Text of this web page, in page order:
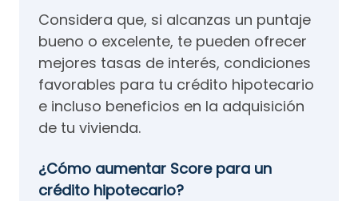
Considera que, si alcanzas un puntaje
bueno o excelente, te pueden ofrecer
mejores tasas de interés, condiciones
favorables para tu crédito hipotecario
e incluso beneficios en la adquisición
de tu vivienda.
¿Cómo aumentar Score para un
crédito hipotecario?